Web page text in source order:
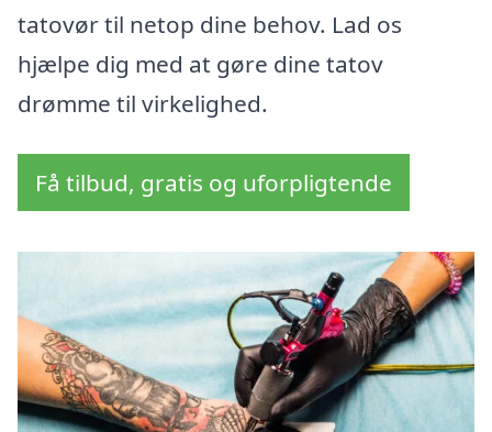
tatovør til netop dine behov. Lad os
hjælpe dig med at gøre dine tatov
drømme til virkelighed.
Få tilbud, gratis og uforpligtende